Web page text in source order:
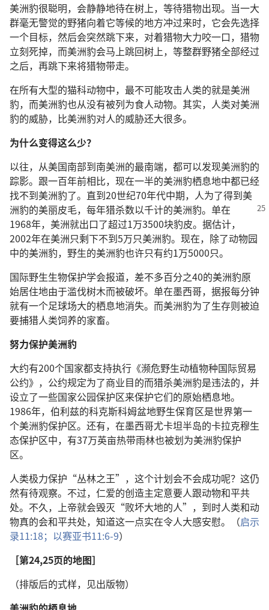
美洲豹很聪明，会静静地待在树上，等待猎物出现。当一大
群毫无警觉的野猪向着它等候的地方冲过来时，它会先选择
一个目标，然后会突然跳下来，对着猎物大力咬一口，猎物
立刻死掉，而美洲豹会马上跳回树上，等整群野猪全部经过
之后，再跳下来将猎物带走。
在所有大型的猫科动物中，最不可能攻击人类的就是美洲
豹，而美洲豹也从没有被列为食人动物。其实，人类对美洲
豹的威胁，比美洲豹对人的威胁还大很多。
为什么变得这么少？
以往，从美国南部到南美洲的最南端，都可以发现美洲豹的
踪影。跟一百年前相比，现在一半的美洲豹栖息地中都已经
找不到美洲豹了。直到20世纪70年代中期，人为了得到美
洲豹的美丽皮毛，每年猎杀数以千计的美洲豹。 单在
1968年，美洲就出口了超过1万3500块豹皮。据估计，
2002年在美洲只剩下不到5万只美洲豹。现在，除了动物园
中的美洲豹，野生的美洲豹也许只有约1万5000只。
国际野生生物保护学会报道，差不多百分之40的美洲豹原
始居住地由于滥伐树木而被破坏。单在墨西哥，据报每分钟
就有一个足球场大的栖息地消失。而美洲豹为了生存则被迫
要捕猎人类饲养的家畜。
努力保护美洲豹
大约有200个国家都支持执行《濒危野生动植物种国际贸易
公约》，公约规定为了商业目的而猎杀美洲豹是违法的，并
设立了一些国家公园保护区来保护它们的原始栖息地。
1986年，伯利兹的科克斯科姆盆地野生保育区是世界第一
个美洲豹保护区。还有，在墨西哥尤卡坦半岛的卡拉克穆生
态保护区中，有37万英亩热带雨林也被划为美洲豹保护
区。
人类极力保护“丛林之王”，这个计划会不会成功呢？这仍
然有待观察。不过，仁爱的创造主定意要人跟动物和平共
处。不久，上帝就会毁灭“败坏大地的人”，到时人类和动
物真的会和平共处，知道这一点实在令人大感安慰。（启示
录11:18； 以赛亚书11:6-9）
［第24,25页的地图］
（排版后的式样，见出版物）